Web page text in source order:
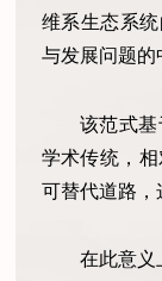
维系生态系
与发展问题的
该范式
学术传统，
可替代道路，
在此意义